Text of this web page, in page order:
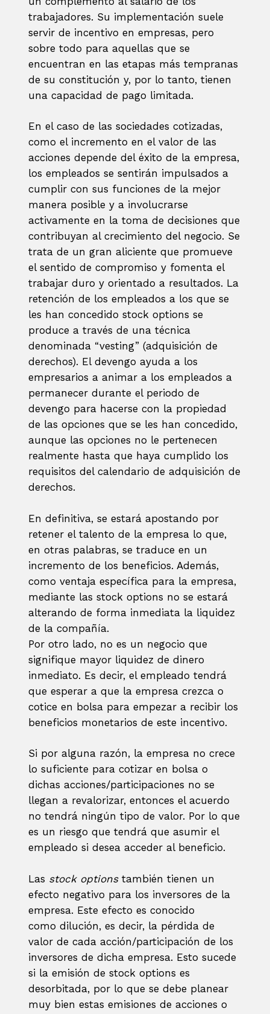
trabajadores. Su implementación suele
servir de incentivo en empresas, pero
sobre todo para aquellas que se
encuentran en las etapas más tempranas
de su constitución y, por lo tanto, tienen
una capacidad de pago limitada.
En el caso de las sociedades cotizadas,
como el incremento en el valor de las
acciones depende del éxito de la empresa,
los empleados se sentirán impulsados a
cumplir con sus funciones de la mejor
manera posible y a involucrarse
activamente en la toma de decisiones que
contribuyan al crecimiento del negocio. Se
trata de un gran aliciente que promueve
el sentido de compromiso y fomenta el
trabajar duro y orientado a resultados. La
retención de los empleados a los que se
les han concedido stock options se
produce a través de una técnica
denominada “vesting” (adquisición de
derechos). El devengo ayuda a los
empresarios a animar a los empleados a
permanecer durante el periodo de
devengo para hacerse con la propiedad
de las opciones que se les han concedido,
aunque las opciones no le pertenecen
realmente hasta que haya cumplido los
requisitos del calendario de adquisición de
derechos.
En definitiva, se estará apostando por
retener el talento de la empresa lo que,
en otras palabras, se traduce en un
incremento de los beneficios. Además,
como ventaja específica para la empresa,
mediante las stock options no se estará
alterando de forma inmediata la liquidez
de la compañía.
Por otro lado, no es un negocio que
signifique mayor liquidez de dinero
inmediato. Es decir, el empleado tendrá
que esperar a que la empresa crezca o
cotice en bolsa para empezar a recibir los
beneficios monetarios de este incentivo.
Si por alguna razón, la empresa no crece
lo suficiente para cotizar en bolsa o
dichas acciones/participaciones no se
llegan a revalorizar, entonces el acuerdo
no tendrá ningún tipo de valor. Por lo que
es un riesgo que tendrá que asumir el
empleado si desea acceder al beneficio.
Las stock optionstambién tienen un
efecto negativo para los inversores de la
empresa. Este efecto es conocido
como dilución, es decir, la pérdida de
valor de cada acción/participación de los
inversores de dicha empresa. Esto sucede
si la emisión de stock options es
desorbitada, por lo que se debe planear
muy bien estas emisiones de acciones o